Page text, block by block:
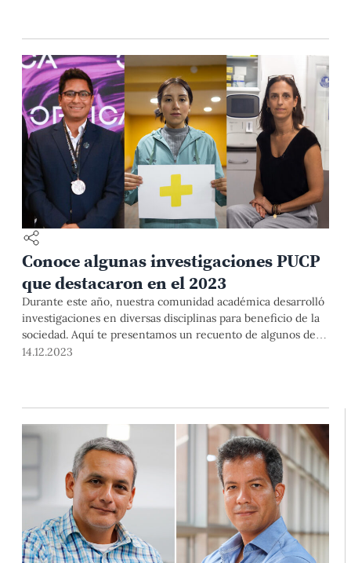
Conoce algunas investigaciones PUCP
que destacaron en el 2023
Durante este año, nuestra comunidad académica desarrolló
investigaciones en diversas disciplinas para beneficio de la
sociedad. Aquí te presentamos un recuento de algunos de
los proyectos que difundimos en los medios de
14.12.2023